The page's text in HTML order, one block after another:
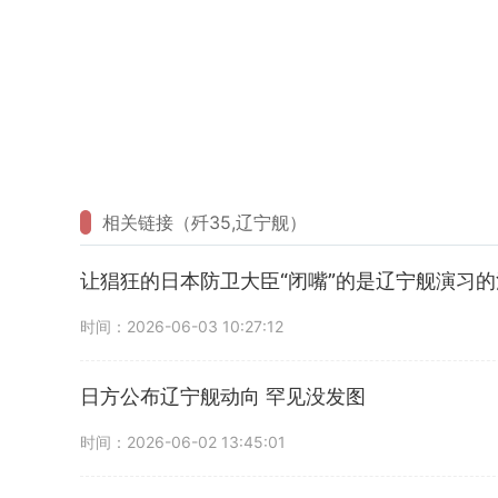
相关链接（歼35,辽宁舰）
让猖狂的日本防卫大臣“闭嘴”的是辽宁舰演习
时间：2026-06-03 10:27:12
日方公布辽宁舰动向 罕见没发图
时间：2026-06-02 13:45:01